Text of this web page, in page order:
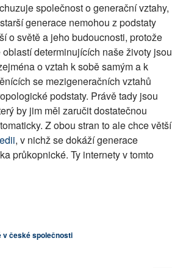
společnost o generační vztahy,
generace nemohou z podstaty
o světě a jeho budoucnosti, protože
determinujících naše životy jsou
o vztah k sobě samým a k
se mezigeneračních vztahů
podstaty. Právě tady jsou
by jim měl zaručit dostatečnou
Z obou stran to ale chce větší
, v nichž se dokáží generace
průkopnické. Ty internety v tomto
české společnosti